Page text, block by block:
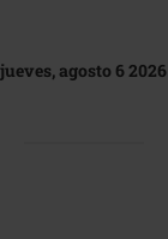
jueves, agosto 6 2026